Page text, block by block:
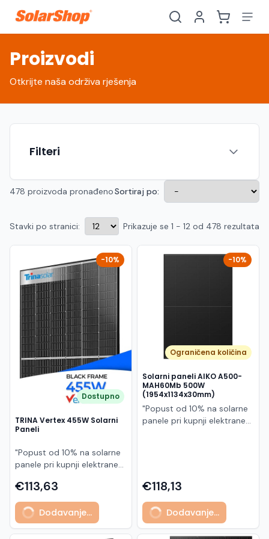
Hrvatski EN
Crnogorski
MK Македонски
Proizvodi
Otkrijte naša održiva rješenja
Filteri
478 proizvoda pronađenoSortiraj po:
Stavki po stranici: Prikazuje se 1 - 12 od 478 rezultata
-10%
Dostupno
TRINA Vertex 455W Solarni
Paneli
"Popust od 10% na solarne
panele pri kupnji elektrane
Model TSM-455NEG9R.28
predstavlja napredni
glass/glass N-type solarni
modul s visokom
učinkovitošću, dugim
€113,63
Dodavanje...
-10%
Ograničena količina
Solarni paneli AIKO A500-
MAH60Mb 500W
(1954x1134x30mm)
"Popust od 10% na solarne
panele pri kupnji elektrane
500 W iz Neostar 2S serije,
baziran na naprednoj N-
type ABC (All Back Contact)
tehnologiji. Ovaj panel je
namijenjen za moderne
€118,13
Dodavanje...